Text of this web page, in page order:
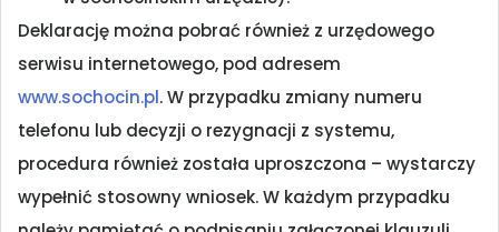
Deklarację można pobrać również z urzędowego
serwisu internetowego, pod adresem
www.sochocin.pl. W przypadku zmiany numeru
telefonu lub decyzji o rezygnacji z systemu,
procedura również została uproszczona – wystarczy
wypełnić stosowny wniosek. W każdym przypadku